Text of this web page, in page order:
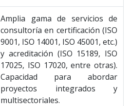
Amplia gama de servicios de
consultoría en certificación (ISO
9001, ISO 14001, ISO 45001, etc.)
y acreditación (ISO 15189, ISO
17025, ISO 17020, entre otras).
Capacidad para abordar
proyectos integrados y
multisectoriales.